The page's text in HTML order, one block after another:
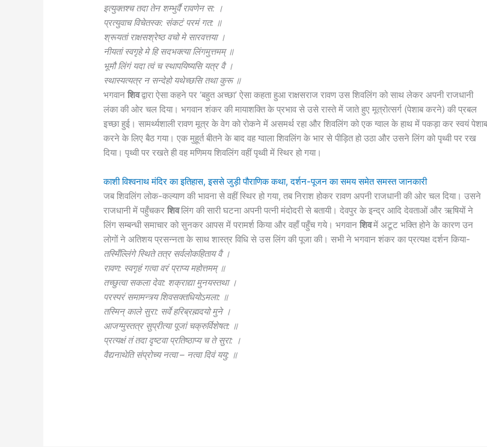
इत्युक्तश्च तदा तेन शम्भुर्वै रावणेन स: ।
प्रत्युवाच विचेतस्क: संकटं परमं गत: ॥
श्रूयतां राक्षसश्रेष्ठ वचो मे सारवत्तया ।
नीयतां स्वगृहे मे हि सदभक्त्या लिंगमुत्तमम् ॥
भूमौ लिंगं यदा त्वं च स्थापयिष्यसि यत्र वै ।
स्थास्यत्यत्र न सन्देहो यथेच्छसि तथा कुरू ॥
भगवानशिवद्वारा ऐसा कहने पर ‘बहुत अच्छा’ ऐसा कहता हुआ राक्षसराज रावण उस शिवलिंग को साथ लेकर अपनी राजधानी
लंका की ओर चल दिया। भगवान शंकर की मायाशक्ति के प्रभाव से उसे रास्ते में जाते हुए मूत्रोत्सर्ग (पेशाब करने) की प्रबल
इच्छा हुई। सामर्थ्यशाली रावण मूत्र के वेग को रोकने में असमर्थ रहा और शिवलिंग को एक ग्वाल के हाथ में पकड़ा कर स्वयं
करने के लिए बैठ गया। एक मुहूर्त बीतने के बाद वह ग्वाला शिवलिंग के भार से पीड़ित हो उठा और उसने लिंग को पृथ्वी पर रख
दिया। पृथ्वी पर रखते ही वह मणिमय शिवलिंग वहीं पृथ्वी में स्थिर हो गया।
काशी विश्वनाथ मंदिर का इतिहास, इससे जुड़ी पौराणिक कथा, दर्शन-पूजन का समय समेत समस्त जानकारी
जब शिवलिंग लोक-कल्याण की भावना से वहीं स्थिर हो गया, तब निराश होकर रावण अपनी राजधानी की ओर चल दिया। उसने
राजधानी में पहुँचकरशिवलिंग की सारी घटना अपनी पत्नी मंदोदरी से बतायी। देवपुर के इन्द्र आदि देवताओं और ऋषियों ने
लिंग सम्बन्धी समाचार को सुनकर आपस में परामर्श किया और वहाँ पहुँच गये। भगवानशिवमें अटूट भक्ति होने के कारण उन
लोगों ने अतिशय प्रसन्नता के साथ शास्त्र विधि से उस लिंग की पूजा की। सभी ने भगवान शंकर का प्रत्यक्ष दर्शन किया-
तस्मिँल्लिंगे स्थिते तत्र सर्वलोकहिताय वै ।
रावण: स्वगृहं गत्वा वरं प्राप्य महोत्तमम् ॥
तच्छुत्वा सकला देवा: शक्राद्या मुनयस्तथा ।
परस्परं समामन्त्र्य शिवसक्तधियोऽमला: ॥
तस्मिन् काले सुरा: सर्वे हरिब्रह्मदयो मुने ।
आजग्मुस्तत्र सुप्रीत्या पूजां चक्रुर्विशेषत: ॥
प्रत्यक्षं तं तदा दृष्टवा प्रतिष्ठाप्य च ते सुरा: ।
वैद्यनाथेति संप्रोच्य नत्वा – नत्वा दिवं ययु: ॥